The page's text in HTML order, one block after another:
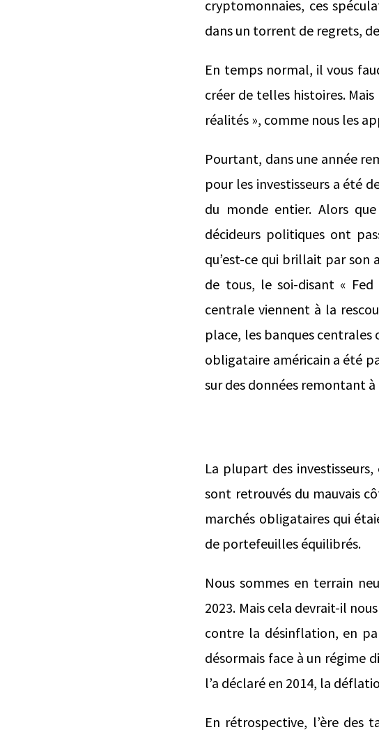
cryptomonnaies, ces
dans un torrent de regrets,
En temps normal, il vous
créer de telles histoires.
réalités », comme nous les
Pourtant, dans une année
pour les investisseurs a été
du monde entier. Alors
décideurs politiques ont
qu’est-ce qui brillait par son
de tous, le soi-disant «
centrale viennent à la
place, les banques
obligataire américain a été
sur des données remontant à
La plupart des
sont retrouvés du mauvais
marchés obligataires qui
de portefeuilles équilibrés.
Nous sommes en terrain
2023. Mais cela devrait-il
contre la désinflation, en
désormais face à un régime
l’a déclaré en 2014, la
En rétrospective, l’ère